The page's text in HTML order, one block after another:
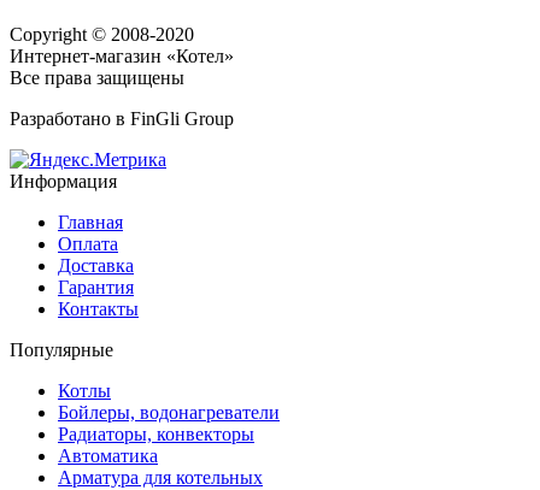
Copyright © 2008-2020
Интернет-магазин «Котел»
Все права защищены
Разработано в FinGli Group
Информация
Главная
Оплата
Доставка
Гарантия
Контакты
Популярные
Котлы
Бойлеры, водонагреватели
Радиаторы, конвекторы
Автоматика
Арматура для котельных